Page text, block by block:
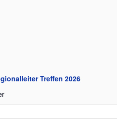
Treffen 2026